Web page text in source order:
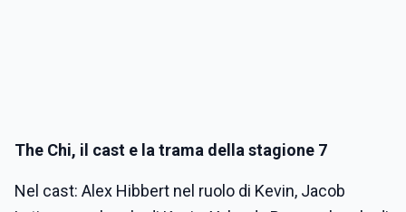
The Chi, il cast e la trama della stagione 7
Nel cast: Alex Hibbert nel ruolo di Kevin, Jacob